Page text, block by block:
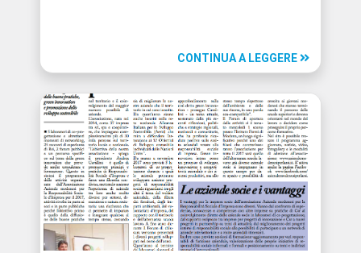
CONTINUA A LEGGERE